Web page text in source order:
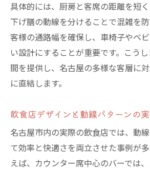
具体的には、厨房と客席の距離を短
下げ膳の動線を分けることで混雑を
客様の通路幅を確保し、車椅子やベ
い設計にすることが重要です。こう
間を提供し、名古屋の多様な客層に
に直結します。
飲食店デザインと動線パターンの
名古屋市内の実際の飲食店では、動
て効率と快適さを両立させた事例が
えば、カウンター席中心のバーでは